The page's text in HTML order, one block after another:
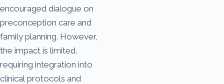
encouraged dialogue on
preconception care and
family planning. However,
the impact is limited,
requiring integration into
clinical protocols and